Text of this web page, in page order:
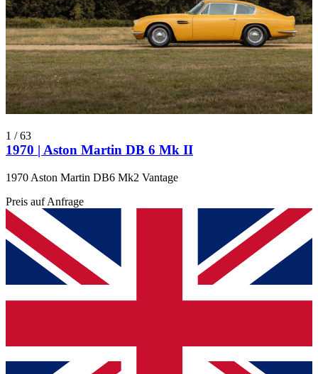
1 /63
1970 | Aston Martin DB 6 Mk II
1970 Aston Martin DB6 Mk2 Vantage
Preis auf Anfrage